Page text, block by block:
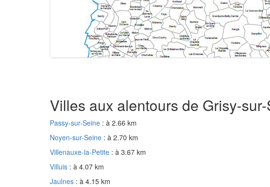
Villes aux alentours de Grisy-
Passy-sur-Seine : à 2.66 km
Noyen-sur-Seine : à 2.70 km
Villenauxe-la-Petite : à 3.67 km
Villuis : à 4.07 km
Jaulnes : à 4.15 km